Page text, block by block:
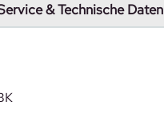
& Technische Daten